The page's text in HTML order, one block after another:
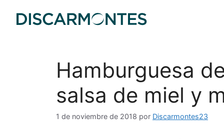
Hamburguesa
salsa de miel y
1 de noviembre de 2018 por Discarmontes23